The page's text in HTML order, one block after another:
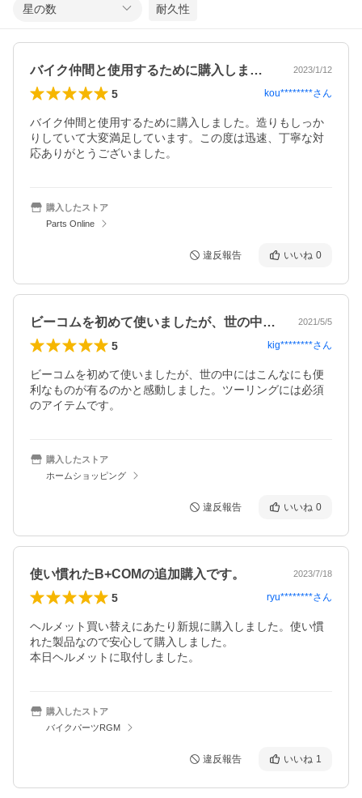
星の数 耐久性
バイク仲間と使用するために購入しました… 2023/1/12
5 kou********さん
バイク仲間と使用するために購入しました。造りもしっか
りしていて大変満足しています。この度は迅速、丁寧な対
応ありがとうございました。
購入したストア
Parts Online
違反報告 いいね 0
ビーコムを初めて使いましたが、世の中に… 2021/5/5
5 kig********さん
ビーコムを初めて使いましたが、世の中にはこんなにも便
利なものが有るのかと感動しました。ツーリングには必須
のアイテムです。
購入したストア
ホームショッピング
違反報告 いいね 0
使い慣れたB+COMの追加購入です。 2023/7/18
5 ryu********さん
ヘルメット買い替えにあたり新規に購入しました。使い慣
れた製品なので安心して購入しました。
本日ヘルメットに取付しました。
購入したストア
バイクパーツRGM
違反報告 いいね 1